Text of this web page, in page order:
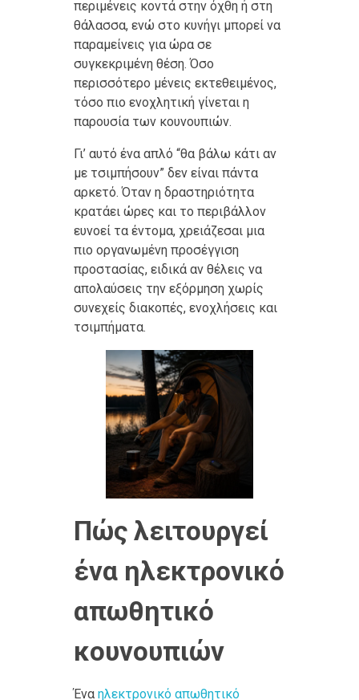
περιμένεις κοντά στην όχθη ή στη
θάλασσα, ενώ στο κυνήγι μπορεί να
παραμείνεις για ώρα σε
συγκεκριμένη θέση. Όσο
περισσότερο μένεις εκτεθειμένος,
τόσο πιο ενοχλητική γίνεται η
παρουσία των κουνουπιών.
Γι’ αυτό ένα απλό “θα βάλω κάτι αν
με τσιμπήσουν” δεν είναι πάντα
αρκετό. Όταν η δραστηριότητα
κρατάει ώρες και το περιβάλλον
ευνοεί τα έντομα, χρειάζεσαι μια
πιο οργανωμένη προσέγγιση
προστασίας, ειδικά αν θέλεις να
απολαύσεις την εξόρμηση χωρίς
συνεχείς διακοπές, ενοχλήσεις και
τσιμπήματα.
Πώς λειτουργεί
ένα ηλεκτρονικό
απωθητικό
κουνουπιών
Ένα ηλεκτρονικό απωθητικό